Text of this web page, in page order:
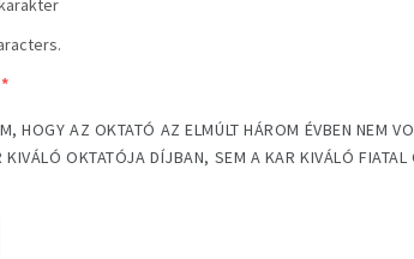
*
HOGY AZ OKTATÓ AZ ELMÚLT HÁROM ÉVBEN NEM
KIVÁLÓ OKTATÓJA DÍJBAN, SEM A KAR KIVÁLÓ FIATAL